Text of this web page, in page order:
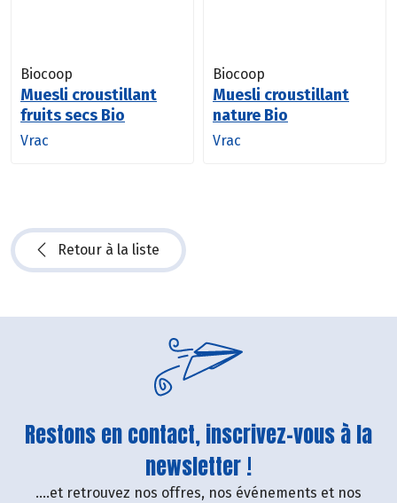
Biocoop
Muesli croustillant
fruits secs Bio
Vrac
Biocoop
Muesli croustillant
nature Bio
Vrac
Retour à la liste
Restons en contact, inscrivez-vous à la
newsletter !
....et retrouvez nos offres, nos événements et nos